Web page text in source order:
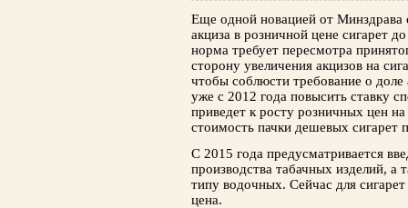
Еще одной новацией от Минздрава
акциза в розничной цене сигарет
норма требует пересмотра
сторону увеличения акцизов на
чтобы соблюсти требование о
уже с 2012 года повысить ставку
приведет к росту розничных цен
стоимость пачки дешевых сигарет
С 2015 года предусматривается
производства табачных изделий,
типу водочных. Сейчас для
цена.